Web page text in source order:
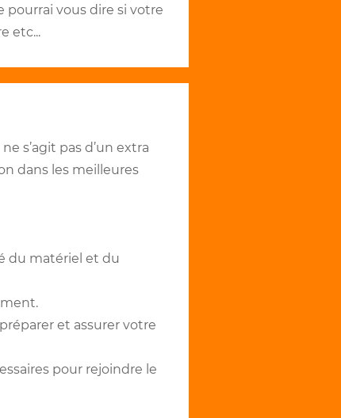
pourrai vous dire si votre
etc...
s’agit pas d’un extra
dans les meilleures
du matériel et du
et assurer votre
pour rejoindre le